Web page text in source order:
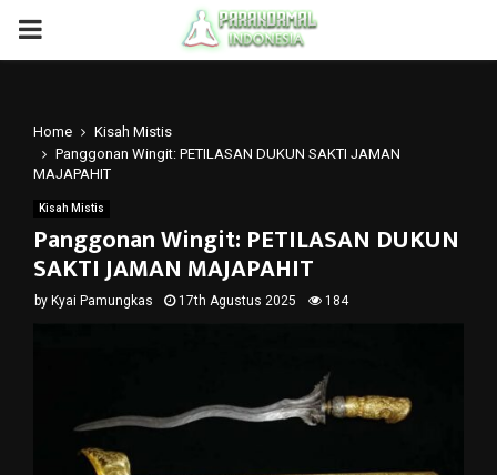
PRIMARY
Home
Kisah Mistis
Panggonan Wingit: PETILASAN DUKUN SAKTI JAMAN
MAJAPAHIT
Kisah Mistis
Panggonan Wingit: PETILASAN DUKUN
SAKTI JAMAN MAJAPAHIT
by Kyai Pamungkas 17th Agustus 2025 184